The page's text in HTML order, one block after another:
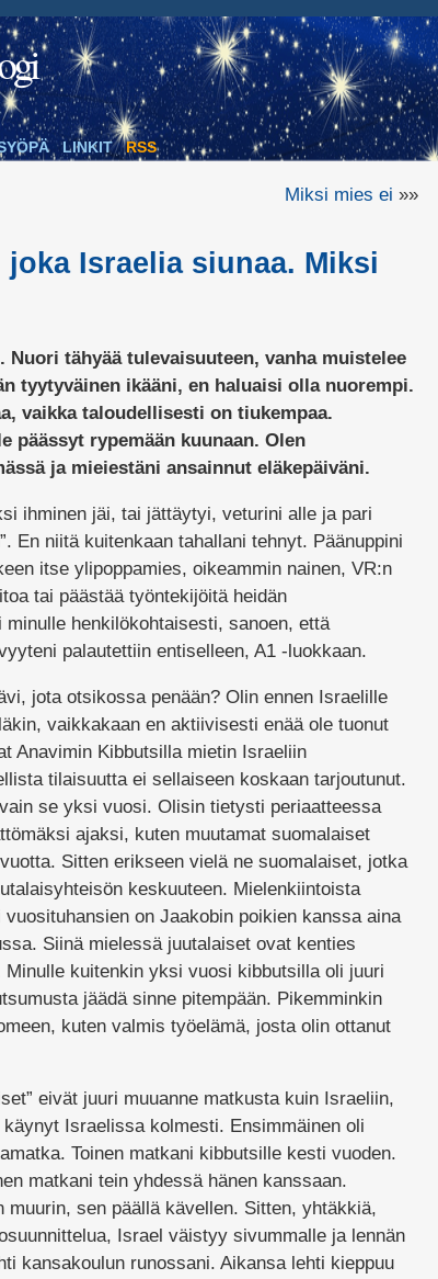
LINKIT RSS
Miksi mies ei »»
Israelia siunaa. Miksi
tähyää tulevaisuuteen, vanha muistelee
tyytyväinen ikääni, en haluaisi olla nuorempi.
vaikka taloudellisesti on tiukempaa.
päässyt rypemään kuunaan. Olen
ja mieiestäni ansainnut eläkepäiväni.
ihminen jäi, tai jättäytyi, veturini alle ja pari
En niitä kuitenkaan tahallani tehnyt. Päänuppini
itse ylipoppamies, oikeammin nainen, VR:n
tai päästää työntekijöitä heidän
henkilökohtaisesti, sanoen, että
palautettiin entiselleen, A1 -luokkaan.
jota otsikossa penään? Olin ennen Israelille
vaikkakaan en aktiivisesti enää ole tuonut
Anavimin Kibbutsilla mietin Israeliin
tilaisuutta ei sellaiseen koskaan tarjoutunut.
se yksi vuosi. Olisin tietysti periaatteessa
ajaksi, kuten muutamat suomalaiset
Sitten erikseen vielä ne suomalaiset, jotka
keskuuteen. Mielenkiintoista
on Jaakobin poikien kanssa aina
Siinä mielessä juutalaiset ovat kenties
kuitenkin yksi vuosi kibbutsilla oli juuri
jäädä sinne pitempään. Pikemminkin
kuten valmis työelämä, josta olin ottanut
eivät juuri muuanne matkusta kuin Israeliin,
Israelissa kolmesti. Ensimmäinen oli
Toinen matkani kibbutsille kesti vuoden.
matkani tein yhdessä hänen kanssaan.
muurin, sen päällä kävellen. Sitten, yhtäkkiä,
Israel väistyy sivummalle ja lennän
kansakoulun runossani. Aikansa lehti kieppuu